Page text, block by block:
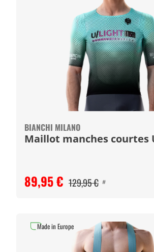
BIANCHI MILANO
Maillot manches courtes
89,95 € 129,95 € #
Made in Europe